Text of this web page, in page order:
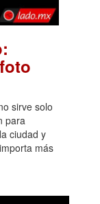
sirve solo
para
ciudad y
más